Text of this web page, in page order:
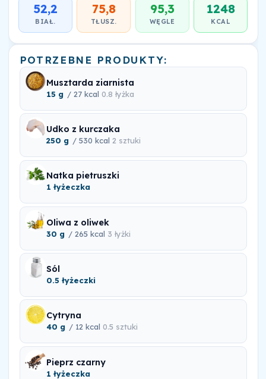
52,2
BIAŁ.
75,8
TŁUSZ.
95,3
WĘGLE
1248
KCAL
POTRZEBNE PRODUKTY:
Musztarda ziarnista
15 g / 27 kcal 0.8 łyżka
Udko z kurczaka
250 g / 530 kcal 2 sztuki
Natka pietruszki
1 łyżeczka
Oliwa z oliwek
30 g / 265 kcal 3 łyżki
Sól
0.5 łyżeczki
Cytryna
40 g / 12 kcal 0.5 sztuki
Pieprz czarny
1 łyżeczka